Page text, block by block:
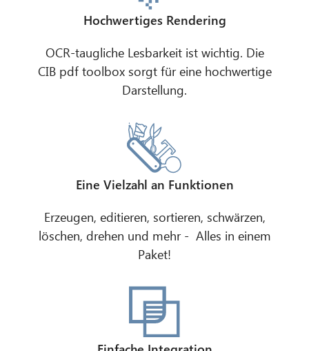
Hochwertiges Rendering
OCR-taugliche Lesbarkeit ist wichtig. Die
CIB pdf toolbox sorgt für eine hochwertige
Darstellung.
Eine Vielzahl an Funktionen
Erzeugen, editieren, sortieren, schwärzen,
löschen, drehen und mehr - Alles in einem
Paket!